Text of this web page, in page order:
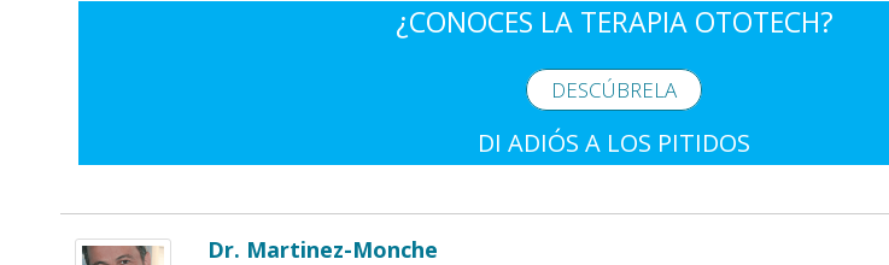
¿CONOCES LA TERAPIA OTOTECH?
DESCÚBRELA
DI ADIÓS A LOS PITIDOS
Dr. Martinez-Monche